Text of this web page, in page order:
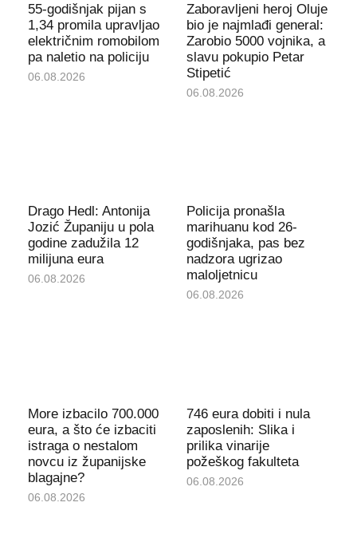
55-godišnjak pijan s
1,34 promila upravljao
električnim romobilom
pa naletio na policiju
06.08.2026
Zaboravljeni heroj Oluje
bio je najmlađi general:
Zarobio 5000 vojnika, a
slavu pokupio Petar
Stipetić
06.08.2026
Drago Hedl: Antonija
Jozić Županiju u pola
godine zadužila 12
milijuna eura
06.08.2026
Policija pronašla
marihuanu kod 26-
godišnjaka, pas bez
nadzora ugrizao
maloljetnicu
06.08.2026
More izbacilo 700.000
eura, a što će izbaciti
istraga o nestalom
novcu iz županijske
blagajne?
06.08.2026
746 eura dobiti i nula
zaposlenih: Slika i
prilika vinarije
požeškog fakulteta
06.08.2026